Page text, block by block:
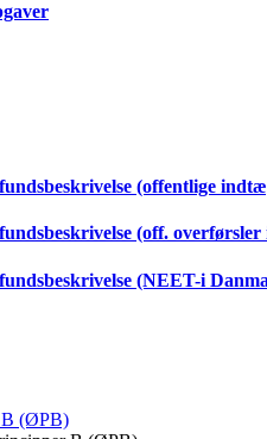
(offentlige
(off.
(NEET-i
B (ØPB)